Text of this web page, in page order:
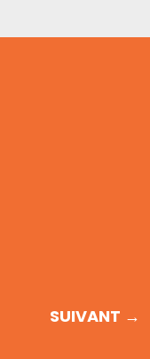
SUIVANT →